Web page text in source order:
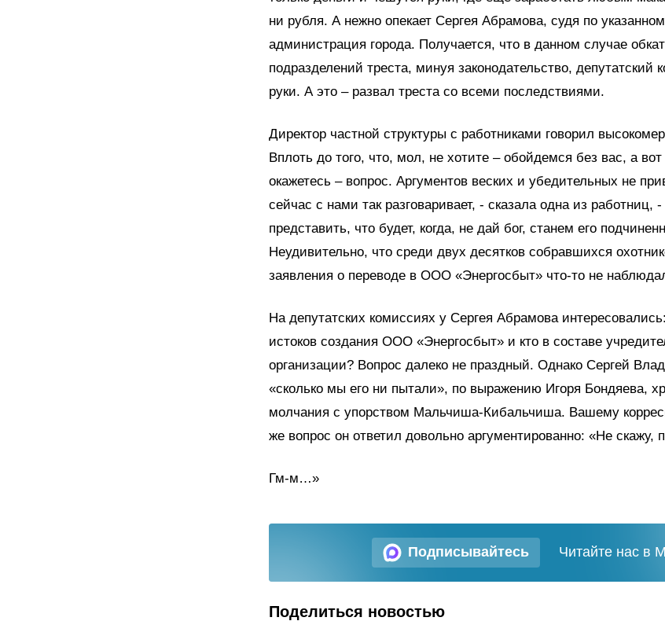
ни рубля. А нежно опекает Сергея Абрамова, судя по
администрация города. Получается, что в данном случае
подразделений треста, минуя законодательство, депутатский
руки. А это – развал треста со всеми последствиями.
Директор частной структуры с работниками говорил
Вплоть до того, что, мол, не хотите – обойдемся без вас, а
окажетесь – вопрос. Аргументов веских и убедительных не
сейчас с нами так разговаривает, - сказала одна из работниц,
представить, что будет, когда, не дай бог, станем его
Неудивительно, что среди двух десятков собравшихся
заявления о переводе в ООО «Энергосбыт» что-то не
На депутатских комиссиях у Сергея Абрамова
истоков создания ООО «Энергосбыт» и кто в составе
организации? Вопрос далеко не праздный. Однако Сергей
«сколько мы его ни пытали», по выражению Игоря Бондяева,
молчания с упорством Мальчиша-Кибальчиша. Вашему
же вопрос он ответил довольно аргументированно: «Не скажу,
Гм-м…»
Подписывайтесь Читайте нас в
Поделиться новостью